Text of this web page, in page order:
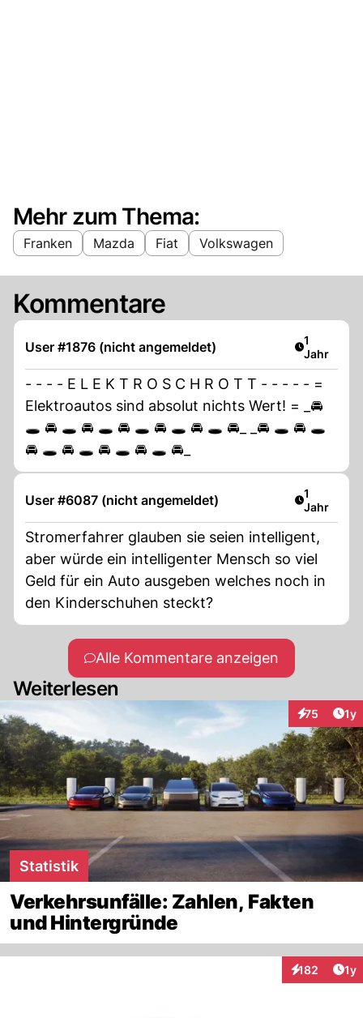
Mehr zum Thema:
Franken Mazda Fiat Volkswagen
Kommentare
User #1876 (nicht angemeldet) Artikel
1
Jahr
- - - - E L E K T R O S C H R O T T - - - - - =
Elektroautos sind absolut nichts Wert! = _🚘
🕳 🚘 🕳 🚘 🕳 🚘 🕳 🚘 🕳 🚘 🕳 🚘_ _🚘 🕳 🚘 🕳
🚘 🕳 🚘 🕳 🚘 🕳 🚘 🕳 🚘_
User #6087 (nicht angemeldet) Artikel
1
Jahr
Stromerfahrer glauben sie seien intelligent,
aber würde ein intelligenter Mensch so viel
Geld für ein Auto ausgeben welches noch in
den Kinderschuhen steckt?
Alle Kommentare anzeigen
Weiterlesen
75 1y
Statistik
Verkehrsunfälle: Zahlen, Fakten
und Hintergründe
182
Interaktionen
1y